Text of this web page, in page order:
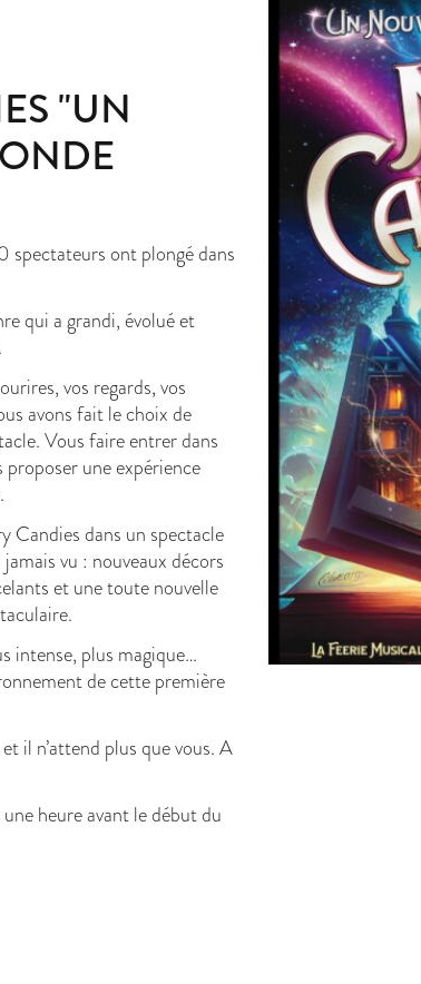
"UN
ont plongé dans
qui a grandi, évolué et
vos regards, vos
avons fait le choix de
Vous faire entrer dans
une expérience
Candies dans un spectacle
vu : nouveaux décors
et une toute nouvelle
intense, plus magique…
de cette première
il n’attend plus que vous. A
heure avant le début du